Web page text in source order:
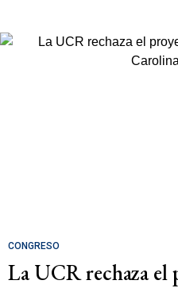
CONGRESO
La UCR rechaza el